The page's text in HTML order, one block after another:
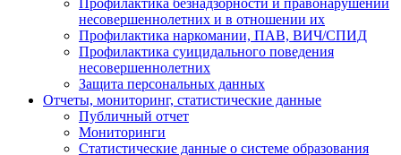
Профилактика безнадзорности и правонарушений
несовершеннолетних и в отношении их
Профилактика наркомании, ПАВ, ВИЧ/СПИД
Профилактика суицидального поведения
несовершеннолетних
Защита персональных данных
Отчеты, мониторинг, статистические данные
Публичный отчет
Мониторинги
Статистические данные о системе образования